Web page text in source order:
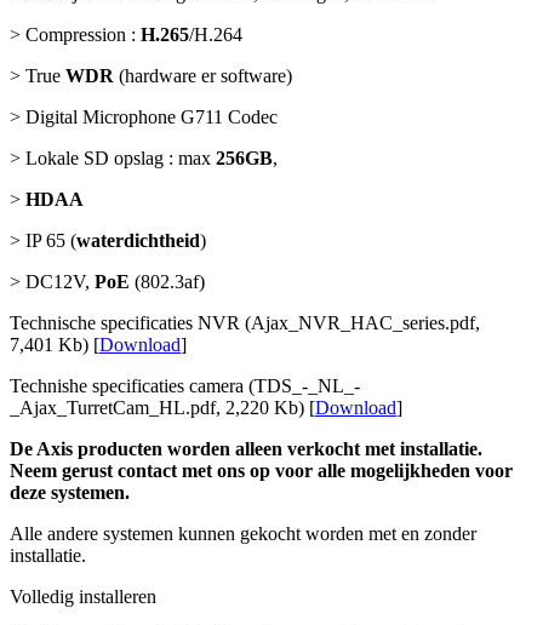
> Compression : H.265/H.264
> True WDR (hardware er software)
> Digital Microphone G711 Codec
> Lokale SD opslag : max 256GB,
> HDAA
> IP 65 (waterdichtheid)
> DC12V, PoE (802.3af)
Technische specificaties NVR (Ajax_NVR_HAC_series.pdf,
7,401 Kb) [Download]
Technishe specificaties camera (TDS_-_NL_-
_Ajax_TurretCam_HL.pdf, 2,220 Kb) [Download]
De Axis producten worden alleen verkocht met installatie.
Neem gerust contact met ons op voor alle mogelijkheden voor
deze systemen.
Alle andere systemen kunnen gekocht worden met en zonder
installatie.
Volledig installeren